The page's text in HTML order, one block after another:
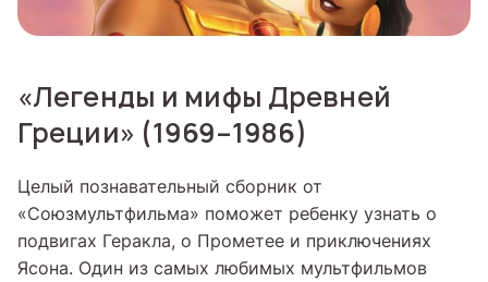
«Легенды и мифы Древней
Греции» (1969–1986)
Целый познавательный сборник от
«Союзмультфильма» поможет ребенку узнать о
подвигах Геракла, о Прометее и приключениях
Ясона. Один из самых любимых мультфильмов